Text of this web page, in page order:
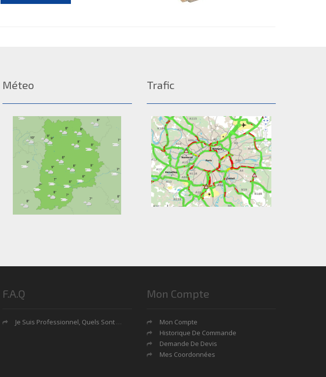
Méteo Trafic
F.A.Q
Je Suis Professionnel, Quels Sont Mes Avantages?
Mon Compte
Mon Compte
Historique De Commande
Demande De Devis
Mes Coordonnées